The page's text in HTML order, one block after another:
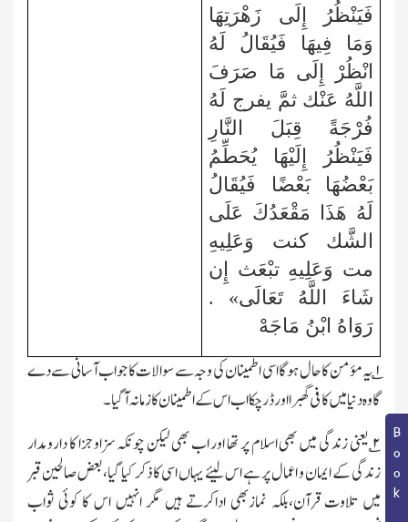
فَيَنْظُرُ إِلَى زَهْرَتِهَا
وَمَا فِيهَا فَيُقَالُ لَهُ
انْظُرْ إِلَى مَا صَرَفَ
اللَّهُ عَنْك ثمَّ يفرج لَهُ
فُرْجَةً قِبَلَ النَّارِ
فَيَنْظُرُ إِلَيْهَا يُحَطِّمُ
بَعْضُهَا بَعْضًا فَيُقَالُ
لَهُ هَذَا مَقْعَدُكَ عَلَى
الشَّك كنت وَعَلِيهِ
مت وَعَلِيهِ تبْعَث إِن
شَاءَ اللَّهُ تَعَالَى» .
رَوَاهُ ابْنُ مَاجَهْ
۱؎ یہ مؤمن کا حال ہوگا اسی اطمینان کی وجہ سے سوالات کا جواب آسانی سے دے
گا وہ دنیا میں کافی گھبرا اور ڈرچکا اب اس کے اطمینان کا زمانہ آگیا۔
۲؎ یعنی زندگی میں بھی اسلام پر تھا اور اب بھی لیکن چونکہ سزاوجزا کا دارومدار
زندگی کے ایمان و اعمال پر ہے اس لیئے یہاں اسی کا ذکر کیا گیا،بعض صالحین قبر
میں تلاوت قرآن،بلکہ نمازبھی اداکرتے ہیں مگر انہیں اس کا کوئیثواب